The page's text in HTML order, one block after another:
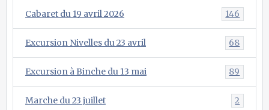
Cabaret du 19 avril 2026 146
Excursion Nivelles du 23 avril 68
Excursion à Binche du 13 mai 89
Marche du 23 juillet 2